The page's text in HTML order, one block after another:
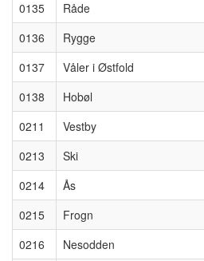
0135
Råde
0136
Rygge
0137
Våler i Østfold
0138
Hobøl
0211
Vestby
0213
Ski
0214
Ås
0215
Frogn
0216
Nesodden